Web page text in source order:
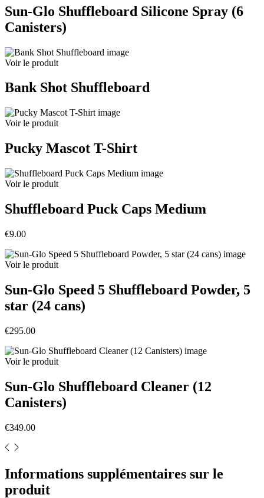
Sun-Glo Shuffleboard Silicone Spray (6
Canisters)
Voir le produit
Bank Shot Shuffleboard
Voir le produit
Pucky Mascot T-Shirt
Voir le produit
Shuffleboard Puck Caps Medium
€9.00
Voir le produit
Sun-Glo Speed 5 Shuffleboard Powder, 5
star (24 cans)
€295.00
Voir le produit
Sun-Glo Shuffleboard Cleaner (12
Canisters)
€349.00
Informations supplémentaires sur le
produit